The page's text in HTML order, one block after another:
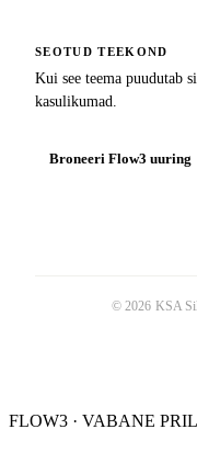
SEOTUD TEEKOND
Kui see teema puudutab
kasulikumad.
Broneeri Flow3 uuring
© 2026 KSA
FLOW3 · VABANE